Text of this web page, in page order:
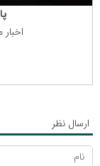
ارسال نظر